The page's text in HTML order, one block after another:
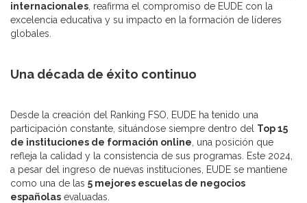
internacionales , reafirma el compromiso de EUDE con la
excelencia educativa y su impacto en la formación de líderes
globales.
Una década de éxito continuo
Desde la creación del Ranking FSO, EUDE ha tenido una
participación constante, situándose siempre dentro del Top 15
de instituciones de formación online , una posición que
refleja la calidad y la consistencia de sus programas. Este 2024,
a pesar del ingreso de nuevas instituciones, EUDE se mantiene
como una de las 5 mejores escuelas de negocios
españolas evaluadas.